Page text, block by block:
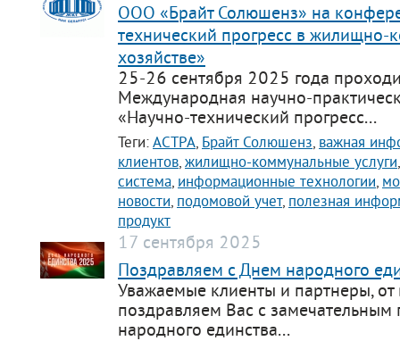
ООО «Брайт Солюшенз» на
технический прогресс в жилищно-
хозяйстве»
25-26 сентября 2025 года
Международная научно-
«Научно-технический прогресс...
Теги:АСТРА, Брайт Солюшенз, важная
клиентов,жилищно-коммунальные услуги
система, информационные технологии,
новости, подомовой учет, полезная
продукт
17 сентября 2025
Поздравляем с Днем народного
Уважаемые клиенты и партнеры, от
поздравляем Вас с
народного единства...